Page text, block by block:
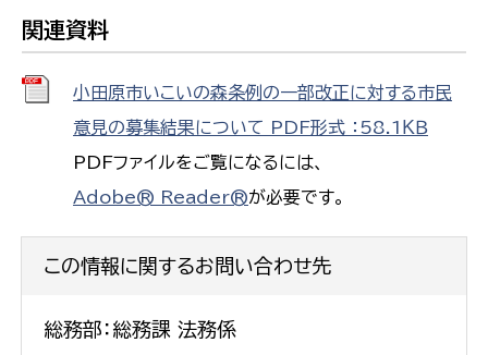
関連資料
小田原市いこいの森条例の一部改正に対する市民
意見の募集結果について PDF形式 ：58.1ＫＢ
PDFファイルをご覧になるには、
Adobe® Reader®が必要です。
この情報に関するお問い合わせ先
総務部：総務課 法務係